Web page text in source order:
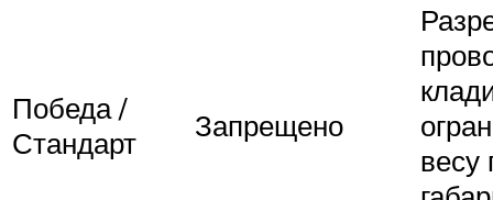
Победа /
Стандарт
Запрещено
весу